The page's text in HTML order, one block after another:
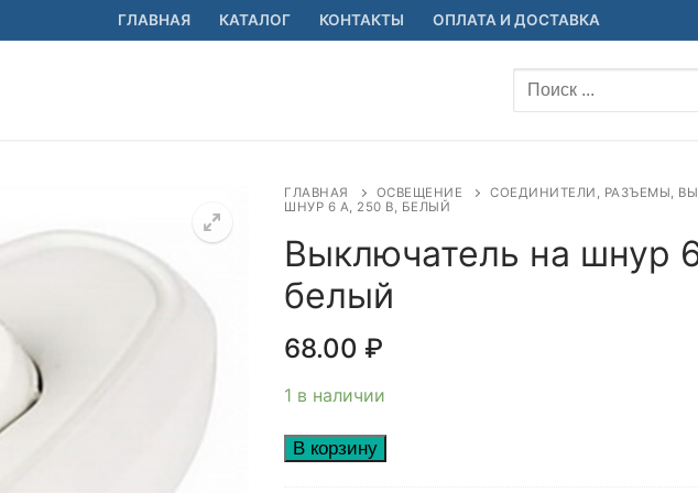
ГЛАВНАЯ КАТАЛОГ КОНТАКТЫ ОПЛАТА И ДОСТАВКА
Найти:
🔍
ГЛАВНАЯ ОСВЕЩЕНИЕ СОЕДИНИТЕЛИ, РАЗЪЕМЫ,
ШНУР 6 А, 250 В, БЕЛЫЙ
Выключатель на шнур
белый
68.00 ₽
1 в наличии
Количество
В корзину